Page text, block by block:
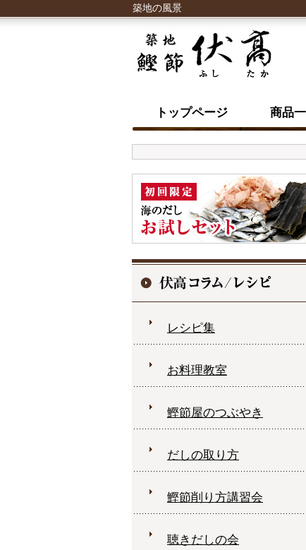
築地の風景
トップページ 商品
レシピ集
お料理教室
鰹節屋のつぶやき
だしの取り方
鰹節削り方講習会
聴きだしの会